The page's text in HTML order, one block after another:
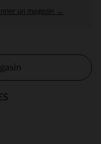
un magasin →